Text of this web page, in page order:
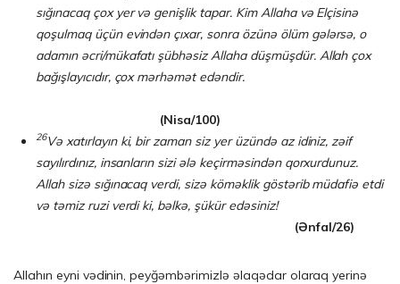
sığınacaq çox yer və ge­niş­lik tapar. Kim Allaha və Elçisinə
qoşulmaq üçün evindən çıxar, sonra özünə ölüm gə­lərsə, o
adamın əcri/mükafatı şübhəsiz Allaha düşmüşdür. Allah çox
bağış­la­yı­cı­dır, çox mərhəmət edəndir.
(Nisa/100)
26Və xatırlayın ki, bir zaman siz yer üzündə az idiniz, zəif
sayılırdınız, insanların sizi ələ keçirməsindən qorxurdunuz.
Allah sizə sığınacaq verdi, sizə köməklik göstərib müdafiə etdi
və təmiz ruzi verdi ki, bəlkə, şükür edəsiniz!
(Ənfal/26)
Allahın eyni vədinin, peyğəmbərimizlə əlaqədar olaraq yerinə